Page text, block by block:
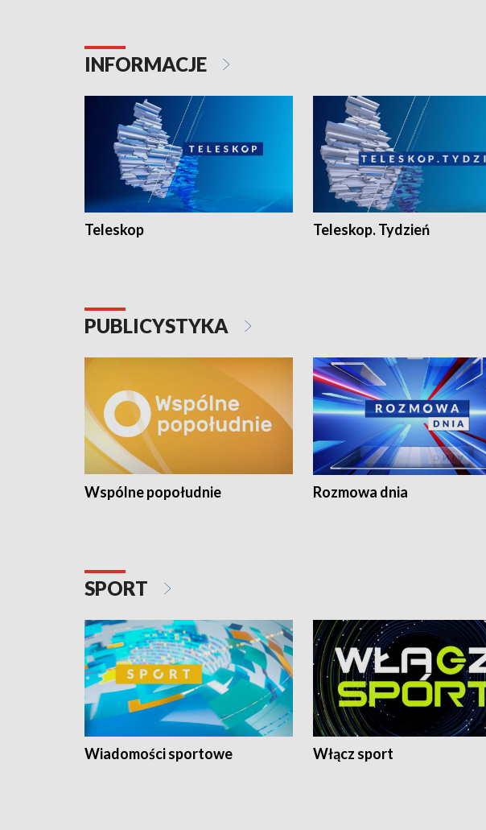
INFORMACJE
Teleskop Teleskop. Tydzień
PUBLICYSTYKA
Wspólne popołudnie Rozmowa dnia
SPORT
Wiadomości sportowe Włącz sport